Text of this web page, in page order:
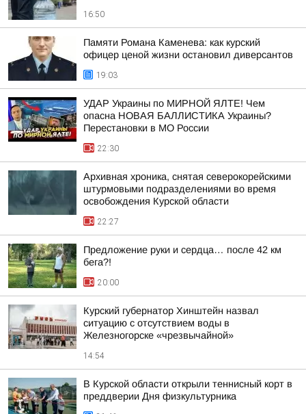
16:50
Памяти Романа Каменева: как курский
офицер ценой жизни остановил диверсантов
19:03
УДАР Украины по МИРНОЙ ЯЛТЕ! Чем
опасна НОВАЯ БАЛЛИСТИКА Украины?
Перестановки в МО России
22:30
Архивная хроника, снятая северокорейскими
штурмовыми подразделениями во время
освобождения Курской области
22:27
Предложение руки и сердца… после 42 км
бега?!
20:00
Курский губернатор Хинштейн назвал
ситуацию с отсутствием воды в
Железногорске «чрезвычайной»
14:54
В Курской области открыли теннисный корт в
преддверии Дня физкультурника